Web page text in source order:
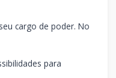
cargo de poder. No
para